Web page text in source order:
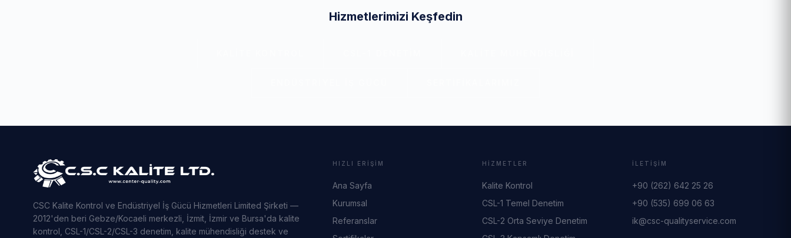
Hizmetlerimizi Keşfedin
CSC Kalite Kontrol ve Endüstriyel İş Gücü Hizmetleri Limited Şirketi —
2012'den beri Gebze/Kocaeli merkezli, İzmit, İzmir ve Bursa'da kalite
kontrol, CSL-1/CSL-2/CSL-3 denetim, kalite mühendisliği destek ve
HIZLI ERIŞIM
Ana Sayfa
Kurumsal
Referanslar
HIZMETLER
Kalite Kontrol
CSL-1 Temel Denetim
CSL-2 Orta Seviye Denetim
İLETIŞIM
+90 (262) 642 25 26
+90 (535) 699 06 63
ik@csc-qualityservice.com